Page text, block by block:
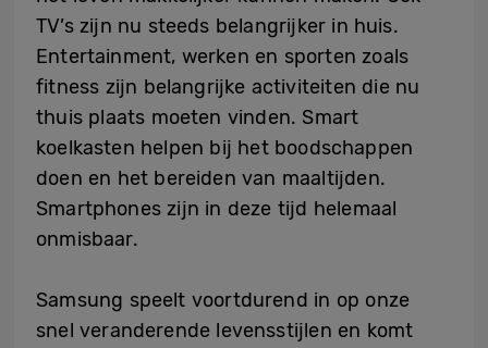
TV’s zijn nu steeds belangrijker in huis.
Entertainment, werken en sporten zoals
fitness zijn belangrijke activiteiten die nu
thuis plaats moeten vinden. Smart
koelkasten helpen bij het boodschappen
doen en het bereiden van maaltijden.
Smartphones zijn in deze tijd helemaal
onmisbaar.
Samsung speelt voortdurend in op onze
snel veranderende levensstijlen en komt